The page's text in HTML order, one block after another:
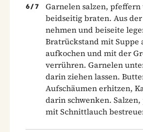
6/ 7
Garnelen salzen,
beidseitig braten. Aus
nehmen und beiseite
Bratrückstand mit Suppe
aufkochen und mit der
verrühren. Garnelen
darin ziehen lassen.
Aufschäumen erhitzen,
darin schwenken.
mit Schnittlauch